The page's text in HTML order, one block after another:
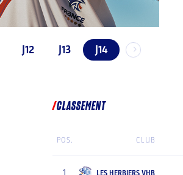
J12 J13 J14
CLASSEMENT
POS. CLUB
LES HERBIERS VHB